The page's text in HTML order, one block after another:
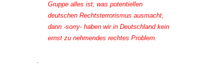
Gruppe alles ist, was potentiellen
deutschen Rechtsterrorismus ausmacht,
dann -sorry- haben wir in Deutschland kein
ernst zu nehmendes rechtes Problem.
.